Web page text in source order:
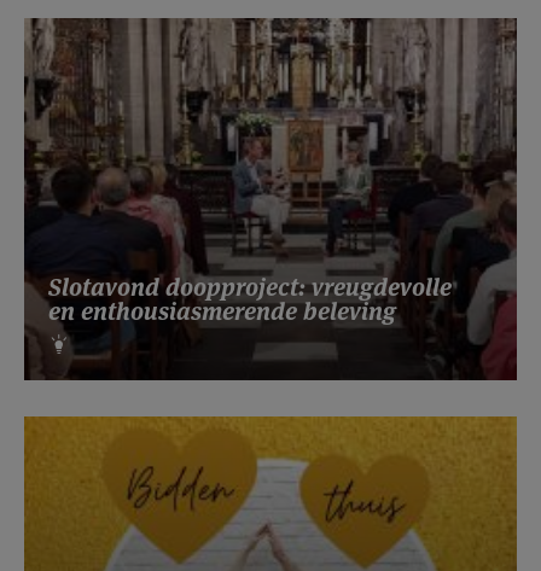
Slotavond doopproject: vreugdevolle
en enthousiasmerende beleving